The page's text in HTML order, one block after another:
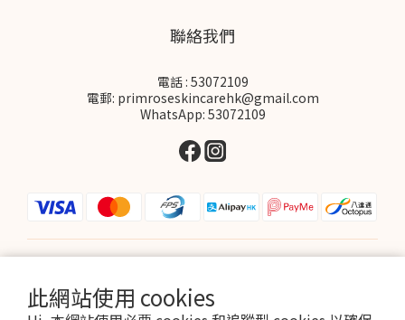
此網站使用 cookies
聯絡我們
電話 : 53072109
電郵: primroseskincarehk@gmail.com
WhatsApp: 53072109